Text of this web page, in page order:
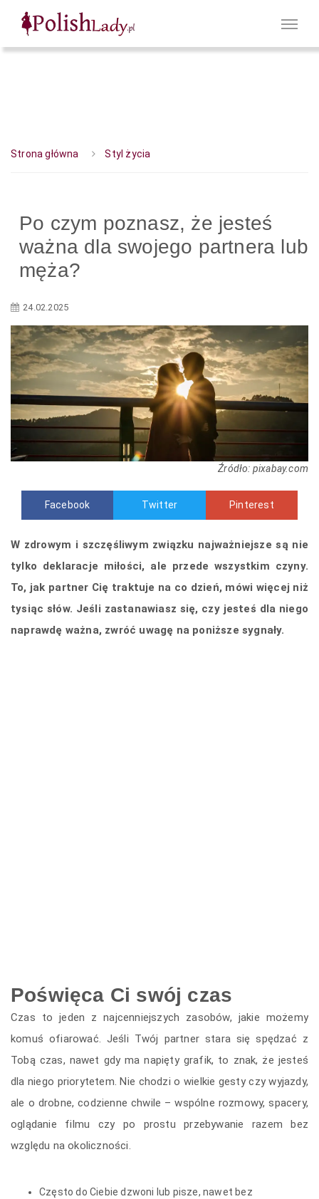
Strona główna Styl życia
Po czym poznasz, że jesteś
ważna dla swojego partnera lub
męża?
24.02.2025
Źródło: pixabay.com
Facebook Twitter Pinterest
W zdrowym i szczęśliwym związku najważniejsze są nie
tylko deklaracje miłości, ale przede wszystkim czyny.
To, jak partner Cię traktuje na co dzień, mówi więcej niż
tysiąc słów. Jeśli zastanawiasz się, czy jesteś dla niego
naprawdę ważna, zwróć uwagę na poniższe sygnały.
Poświęca Ci swój czas
Czas to jeden z najcenniejszych zasobów, jakie możemy
komuś ofiarować. Jeśli Twój partner stara się spędzać z
Tobą czas, nawet gdy ma napięty grafik, to znak, że jesteś
dla niego priorytetem. Nie chodzi o wielkie gesty czy wyjazdy,
ale o drobne, codzienne chwile – wspólne rozmowy, spacery,
oglądanie filmu czy po prostu przebywanie razem bez
względu na okoliczności.
Często do Ciebie dzwoni lub pisze, nawet bez